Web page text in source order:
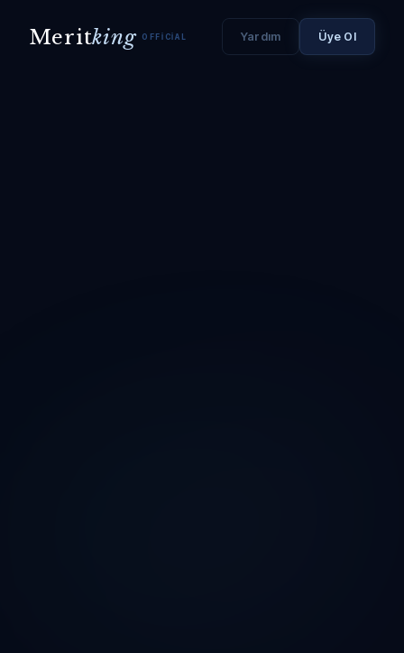
Meritking OFFICIAL Yardım Üye Ol